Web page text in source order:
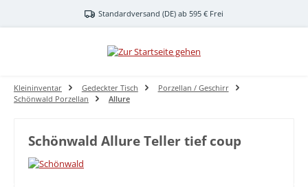
Zum Hauptinhalt springenStandardversand (DE) ab 595 € Frei
Kleininventar Gedeckter Tisch
Porzellan / Geschirr
Schönwald Porzellan
Allure
Schönwald Allure Teller tief coup